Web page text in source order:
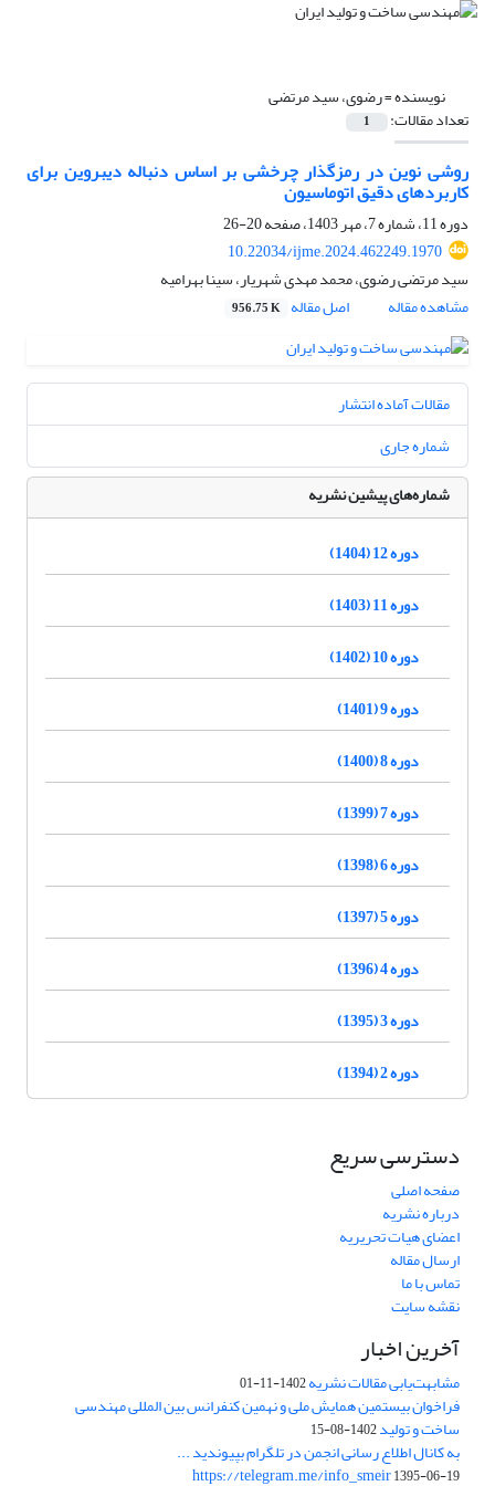
نویسنده =رضوی، سید مرتضی
تعداد مقالات: 1
روشی نوین در رمزگذار چرخشی بر اساس دنباله دیبروین برای
کاربردهای دقیق اتوماسیون
دوره 11، شماره 7، مهر 1403، صفحه
20-26
10.22034/ijme.2024.462249.1970
سید مرتضی رضوی، محمد مهدی شهریار، سینا بهرامیه
مشاهده مقاله
اصل مقاله 956.75 K
مقالات آماده انتشار
شماره جاری
شماره‌های پیشین نشریه
دوره 12 (1404)
دوره 11 (1403)
دوره 10 (1402)
دوره 9 (1401)
دوره 8 (1400)
دوره 7 (1399)
دوره 6 (1398)
دوره 5 (1397)
دوره 4 (1396)
دوره 3 (1395)
دوره 2 (1394)
دسترسی سریع
صفحه اصلی
درباره نشریه
اعضای هیات تحریریه
ارسال مقاله
تماس با ما
نقشه سایت
آخرین اخبار
مشابهت‌یابی مقالات نشریه1402-11-01
فراخوان بیستمین همایش ملی و نهمین کنفرانس بین المللی مهندسی
ساخت و تولید1402-08-15
به کانال اطلاع رسانی انجمن در تلگرام بپیوندید ...
https://telegram.me/info_smeir1395-06-19